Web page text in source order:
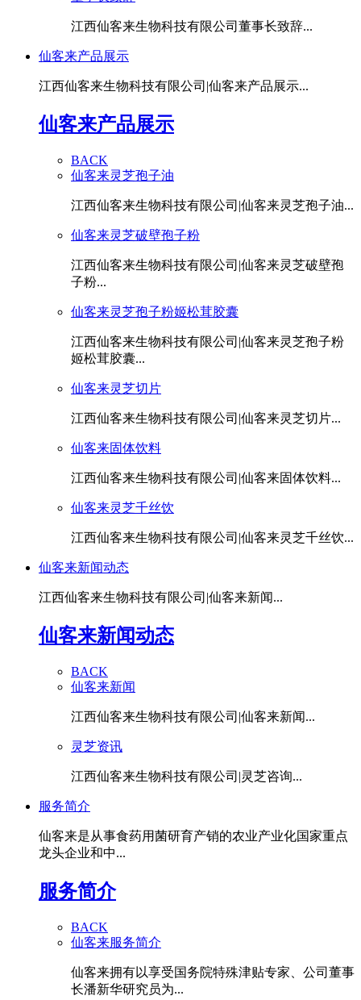
江西仙客来生物科技有限公司董事长致辞...
仙客来产品展示
江西仙客来生物科技有限公司|仙客来产品展示...
仙客来产品展示
BACK
仙客来灵芝孢子油
江西仙客来生物科技有限公司|仙客来灵芝孢子油...
仙客来灵芝破壁孢子粉
江西仙客来生物科技有限公司|仙客来灵芝破壁孢
子粉...
仙客来灵芝孢子粉姬松茸胶囊
江西仙客来生物科技有限公司|仙客来灵芝孢子粉
姬松茸胶囊...
仙客来灵芝切片
江西仙客来生物科技有限公司|仙客来灵芝切片...
仙客来固体饮料
江西仙客来生物科技有限公司|仙客来固体饮料...
仙客来灵芝千丝饮
江西仙客来生物科技有限公司|仙客来灵芝千丝饮...
仙客来新闻动态
江西仙客来生物科技有限公司|仙客来新闻...
仙客来新闻动态
BACK
仙客来新闻
江西仙客来生物科技有限公司|仙客来新闻...
灵芝资讯
江西仙客来生物科技有限公司|灵芝咨询...
服务简介
仙客来是从事食药用菌研育产销的农业产业化国家重点
龙头企业和中...
服务简介
BACK
仙客来服务简介
仙客来拥有以享受国务院特殊津贴专家、公司董事
长潘新华研究员为...